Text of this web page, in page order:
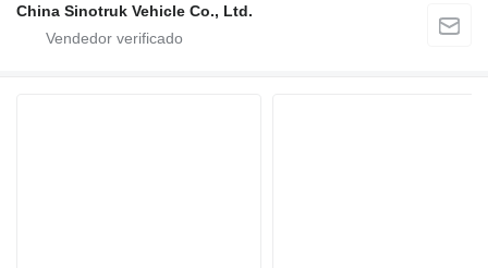
China Sinotruk Vehicle Co., Ltd.